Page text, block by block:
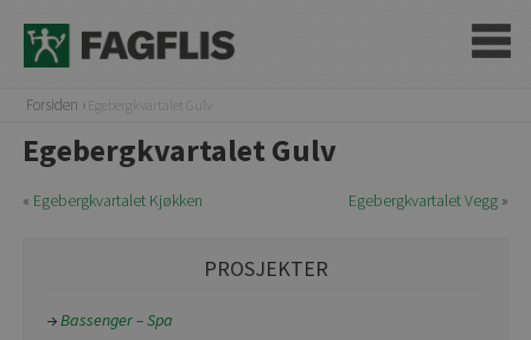
Forsiden Egebergkvartalet Gulv
Egebergkvartalet Gulv
Egebergkvartalet Vegg »
« Egebergkvartalet Kjøkken
PROSJEKTER
Bassenger – Spa